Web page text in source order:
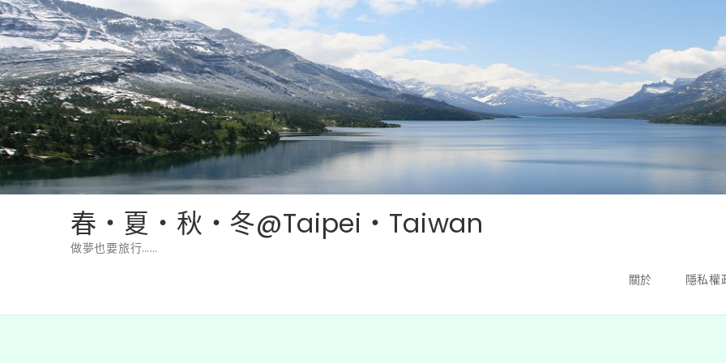
Skip
to
content
春‧夏‧秋‧冬@Taipei‧Taiwan
做夢也要旅行……
關於
隱私權